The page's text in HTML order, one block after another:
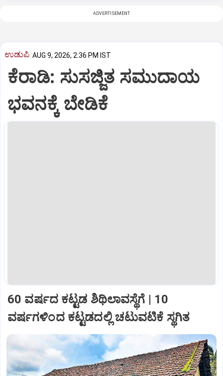
ADVERTISEMENT
ಉಡುಪಿ AUG 9, 2026, 2:36 PM IST
ಕೆರಾಡಿ: ಸುಸಜ್ಜಿತ ಸಮುದಾಯ
ಭವನಕ್ಕೆ ಬೇಡಿಕೆ
60 ವರ್ಷದ ಕಟ್ಟಡ ಶಿಥಿಲಾವಸ್ಥೆಗೆ | 10
ವರ್ಷಗಳಿಂದ ಕಟ್ಟಡದಲ್ಲಿ ಚಟುವಟಿಕೆ ಸ್ಥಗಿತ